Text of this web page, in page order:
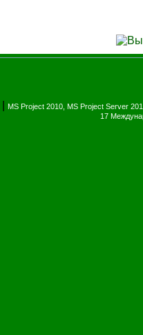
MS Project 2010, MS Project Server
17